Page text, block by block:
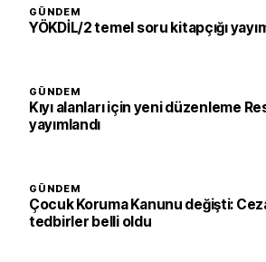
GÜNDEM
YÖKDİL/2 temel soru kitapçığı
GÜNDEM
Kıyı alanları için yeni düzenleme
yayımlandı
GÜNDEM
Çocuk Koruma Kanunu değişti:
tedbirler belli oldu